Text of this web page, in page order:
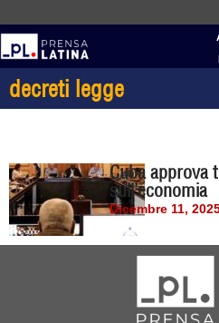
decreti legge
Cuba approva
sull’economia
Dicembre 11,